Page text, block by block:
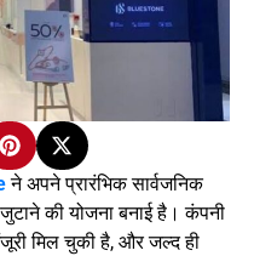
ने अपने प्रारंभिक सार्वजनिक
की योजना बनाई है। कंपनी
मिल चुकी है, और जल्द ही